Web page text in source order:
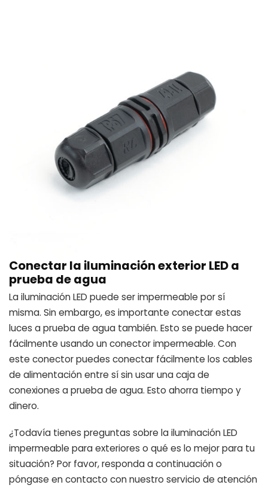
Conectar la iluminación exterior LED a
prueba de agua
La iluminación LED puede ser impermeable por sí
misma. Sin embargo, es importante conectar estas
luces a prueba de agua también. Esto se puede hacer
fácilmente usando un conector impermeable. Con
este conector puedes conectar fácilmente los cables
de alimentación entre sí sin usar una caja de
conexiones a prueba de agua. Esto ahorra tiempo y
dinero.
¿Todavía tienes preguntas sobre la iluminación LED
impermeable para exteriores o qué es lo mejor para tu
situación? Por favor, responda a continuación o
póngase en contacto con nuestro servicio de atención